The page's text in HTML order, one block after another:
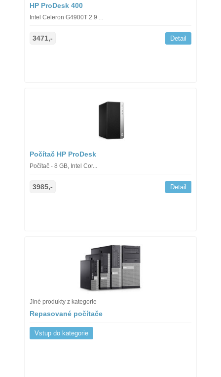
HP ProDesk 400
Intel Celeron G4900T 2.9 ...
3471,- Detail
Počítač HP ProDesk
Počítač - 8 GB, Intel Cor...
3985,- Detail
Jiné produkty z kategorie
Repasované počítače
Vstup do kategorie